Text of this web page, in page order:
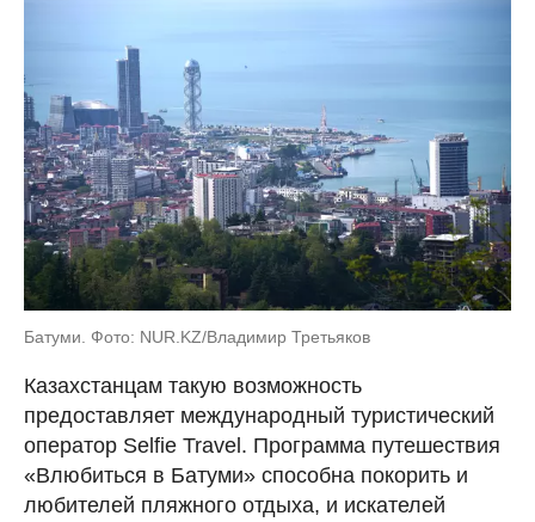
Батуми. Фото: NUR.KZ/Владимир Третьяков
Казахстанцам такую возможность
предоставляет международный туристический
оператор Selfie Travel. Программа путешествия
«Влюбиться в Батуми» способна покорить и
любителей пляжного отдыха, и искателей